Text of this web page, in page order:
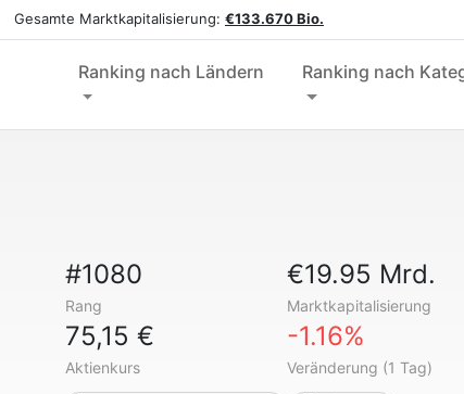
Gesamte Marktkapitalisierung: €133.670 Bio.
Ranking nach Ländern Ranking nach
#1080
Rang
€19.95 Mrd.
Marktkapitalisierung
75,15 €
Aktienkurs
-1.16%
Veränderung (1 Tag)